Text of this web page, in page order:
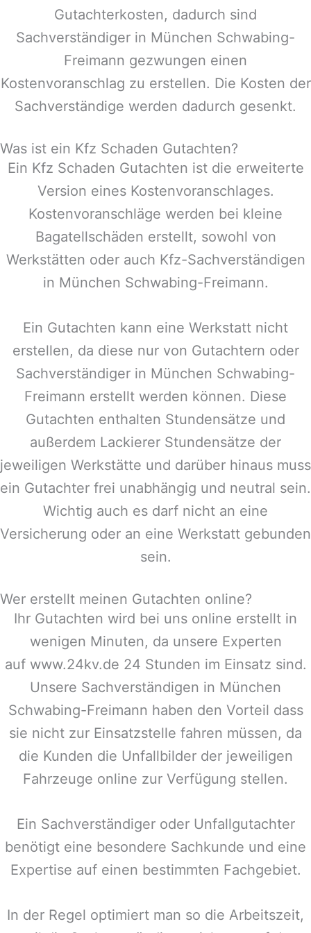
Gutachterkosten, dadurch sind
Sachverständiger in München Schwabing-
Freimann gezwungen einen
Kostenvoranschlag zu erstellen. Die Kosten der
Sachverständige werden dadurch gesenkt.
Was ist ein Kfz Schaden Gutachten?
Ein Kfz Schaden Gutachten ist die erweiterte
Version eines Kostenvoranschlages.
Kostenvoranschläge werden bei kleine
Bagatellschäden erstellt, sowohl von
Werkstätten oder auch Kfz-Sachverständigen
in München Schwabing-Freimann.
Ein Gutachten kann eine Werkstatt nicht
erstellen, da diese nur von Gutachtern oder
Sachverständiger in München Schwabing-
Freimann erstellt werden können. Diese
Gutachten enthalten Stundensätze und
außerdem Lackierer Stundensätze der
jeweiligen Werkstätte und darüber hinaus muss
ein Gutachter frei unabhängig und neutral sein.
Wichtig auch es darf nicht an eine
Versicherung oder an eine Werkstatt gebunden
sein.
Wer erstellt meinen Gutachten online?
Ihr Gutachten wird bei uns online erstellt in
wenigen Minuten, da unsere Experten
auf www.24kv.de 24 Stunden im Einsatz sind.
Unsere Sachverständigen in München
Schwabing-Freimann haben den Vorteil dass
sie nicht zur Einsatzstelle fahren müssen, da
die Kunden die Unfallbilder der jeweiligen
Fahrzeuge online zur Verfügung stellen.
Ein Sachverständiger oder Unfallgutachter
benötigt eine besondere Sachkunde und eine
Expertise auf einen bestimmten Fachgebiet.
In der Regel optimiert man so die Arbeitszeit,